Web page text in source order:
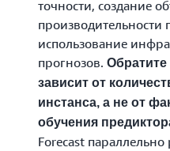
точности, создание
производительности
использование
прогнозов.
зависит от
инстанса, а не от
обучения
Forecast